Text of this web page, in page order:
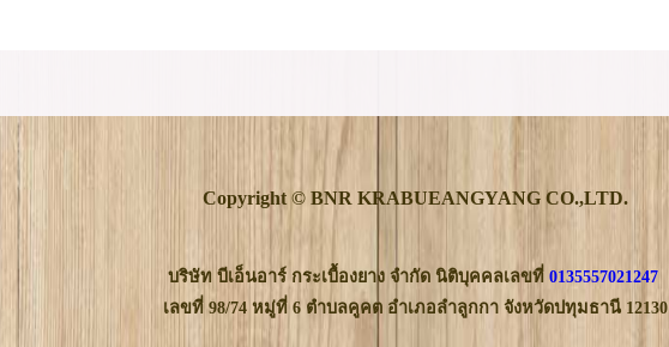
Copyright © BNR KRABUEANGYANG CO.,LTD.
บริษัท บีเอ็นอาร์ กระเบื้องยาง จำกัด นิติบุคคลเลขที่ 0135557021247
เลขที่ 98/74 หมู่ที่ 6 ตำบลคูคต อำเภอลำลูกกา จังหวัดปทุมธานี 12130